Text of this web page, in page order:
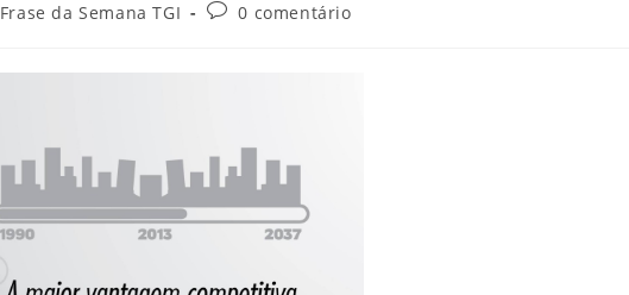
Frase da Semana TGI 0 comentário